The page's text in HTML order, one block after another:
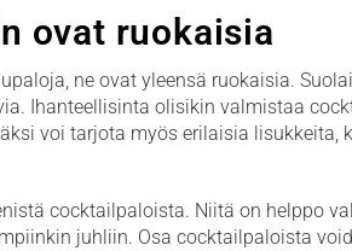
ovat ruokaisia
ne ovat yleensä ruokaisia.
Ihanteellisinta olisikin valmistaa
voi tarjota myös erilaisia lisukkeita,
cocktailpaloista. Niitä on helppo
juhliin. Osa cocktailpaloista